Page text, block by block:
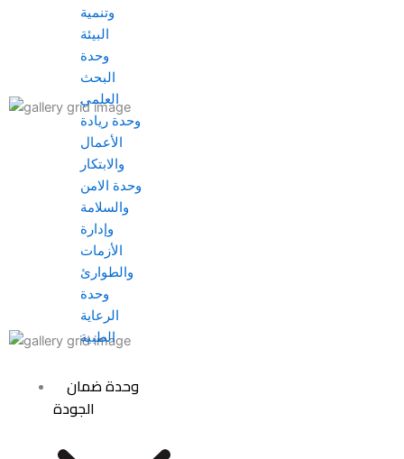
وتنمية
البيئة
وحدة
البحث
العلمي
وحدة ريادة
الأعمال
والابتكار
وحدة الامن
والسلامة
وإدارة
الأزمات
والطوارئ
وحدة
الرعاية
الطبية
وحدة ضمان
الجودة